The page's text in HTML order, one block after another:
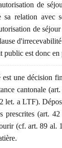
de
sa relation avec
de
public est donc
est une décision
cantonale
let. a LTF).
(art.
(cf. art. 89 al.